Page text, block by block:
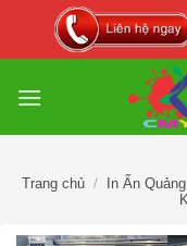
Trang chủ / In Ấn